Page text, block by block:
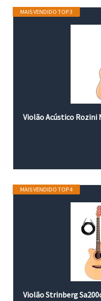
MAIS VENDIDO TOP 3
Violão Acústico Rozini
MAIS VENDIDO TOP 4
Violão Strinberg